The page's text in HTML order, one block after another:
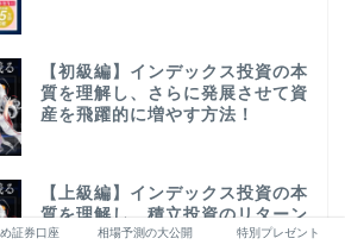
【初級編】インデックス投資の本
質を理解し、さらに発展させて資
産を飛躍的に増やす方法！
【上級編】インデックス投資の本
質を理解し、積立投資のリターン
を超える方法！
証券口座 相場予測の大公開 特別プレゼント